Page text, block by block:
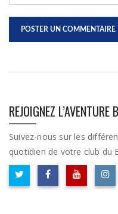
REJOIGNEZ
Suivez-nous sur les
quotidien de votre club du